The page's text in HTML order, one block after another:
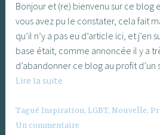
Bonjour et (re) bienvenu sur ce blog
vous avez pu le constater, cela fait
qu’il n’y a pas eu d’article ici, et j’en
base était, comme annoncée il y a
d’abandonner ce blog au profit
Lire la suite
de
mi-
TaguéInspiration,LGBT,Nouvelle,
Un commentaire